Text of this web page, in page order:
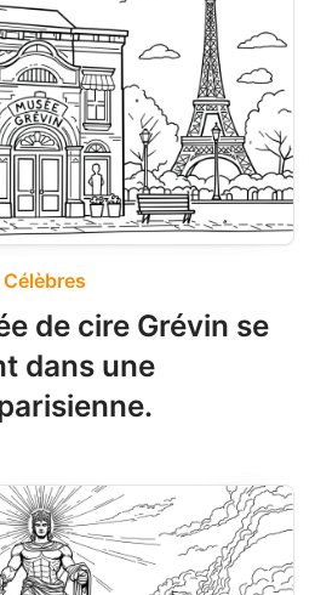
de cire Grévin se
dans une